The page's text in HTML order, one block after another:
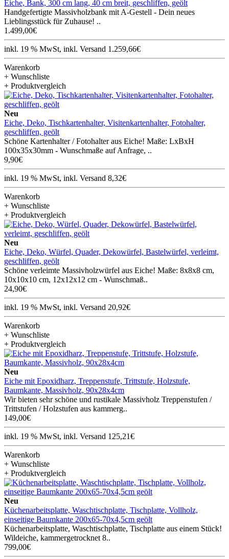
Eiche, Bank, 300 cm lang, 40 cm breit, geschliffen, geölt
Handgefertigte Massivholzbank mit A-Gestell - Dein neues
Lieblingsstück für Zuhause! ..
1.499,00€
inkl. 19 % MwSt, inkl. Versand 1.259,66€
Warenkorb
+ Wunschliste
+ Produktvergleich
Neu
Eiche, Deko, Tischkartenhalter, Visitenkartenhalter, Fotohalter,
geschliffen, geölt
Schöne Kartenhalter / Fotohalter aus Eiche! Maße: LxBxH
100x35x30mm - Wunschmaße auf Anfrage, ..
9,90€
inkl. 19 % MwSt, inkl. Versand 8,32€
Warenkorb
+ Wunschliste
+ Produktvergleich
Neu
Eiche, Deko, Würfel, Quader, Dekowürfel, Bastelwürfel, verleimt,
geschliffen, geölt
Schöne verleimte Massivholzwürfel aus Eiche! Maße: 8x8x8 cm,
10x10x10 cm, 12x12x12 cm - Wunschmaß..
24,90€
inkl. 19 % MwSt, inkl. Versand 20,92€
Warenkorb
+ Wunschliste
+ Produktvergleich
Neu
Eiche mit Epoxidharz, Treppenstufe, Trittstufe, Holzstufe,
Baumkante, Massivholz, 90x28x4cm
Wir bieten sehr schöne und rustikale Massivholz Treppenstufen /
Trittstufen / Holzstufen aus kammerg..
149,00€
inkl. 19 % MwSt, inkl. Versand 125,21€
Warenkorb
+ Wunschliste
+ Produktvergleich
Neu
Küchenarbeitsplatte, Waschtischplatte, Tischplatte, Vollholz,
einseitige Baumkante 200x65-70x4,5cm geölt
Küchenarbeitsplatte, Waschtischplatte, Tischplatte aus einem Stück!
Wildeiche, kammergetrocknet 8..
799,00€